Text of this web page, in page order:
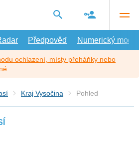
Předpověď Numerický model
ochlazení, místy přeháňky nebo
Kraj Vysočina Pohled